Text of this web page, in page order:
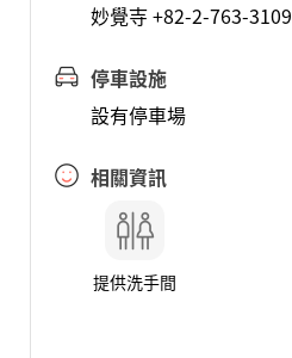
妙覺寺 +82-2-763-3109
停車設施
設有停車場
相關資訊
提供洗手間